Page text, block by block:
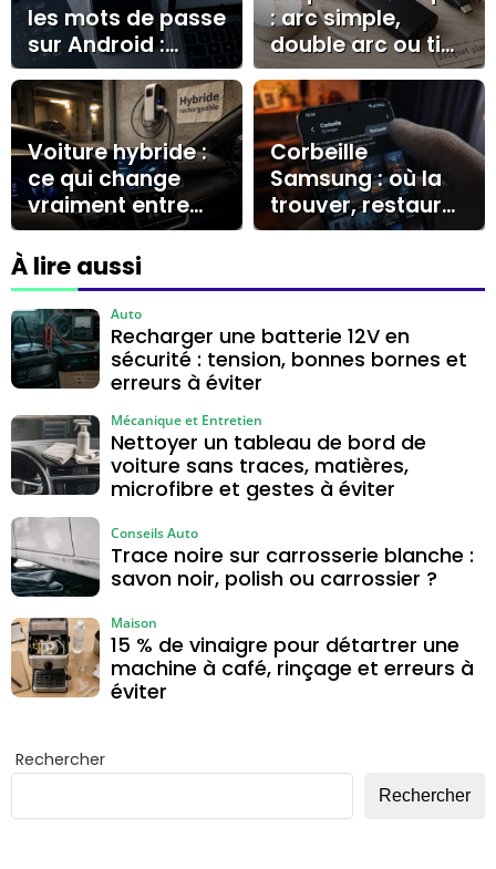
les mots de passe
sur Android :
Google, Samsung
Pass ou stockage
local ?
: arc simple,
double arc ou tige
longue, lequel
choisir ?
Voiture hybride :
ce qui change
vraiment entre
recharge en
roulant, prise
domestique et
borne
Corbeille
Samsung : où la
trouver, restaurer
vos fichiers et
jours
À lire aussi
Recharger une batterie 12V en
sécurité : tension, bonnes bornes et
erreurs à éviter
Auto
Nettoyer un tableau de bord de
voiture sans traces, matières,
microfibre et gestes à éviter
Mécanique et Entretien
Trace noire sur carrosserie blanche :
savon noir, polish ou carrossier ?
Conseils Auto
15 % de vinaigre pour détartrer une
machine à café, rinçage et erreurs à
éviter
Maison
Rechercher
Rechercher